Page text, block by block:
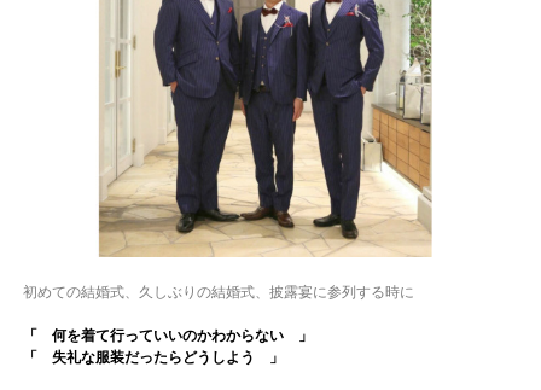
初めての結婚式、久しぶりの結婚式、披露宴に参列する時に
「 何を着て行っていいのかわからない 」
「 失礼な服装だったらどうしよう 」